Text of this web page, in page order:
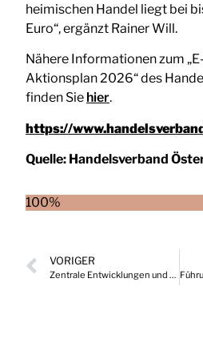
heimischen Handel liegt bei
Euro“, ergänzt Rainer Will.
Nähere Informationen zum
Aktionsplan 2026“ des
finden Sie hier.
https://
Quelle: Handelsverband
100%
VORIGER
Zentrale Entwicklungen und Einflussmuster von Influencern in Österreich